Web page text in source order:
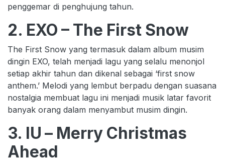
penggemar di penghujung tahun.
2. EXO – The First Snow
The First Snow yang termasuk dalam album musim
dingin EXO, telah menjadi lagu yang selalu menonjol
setiap akhir tahun dan dikenal sebagai ‘first snow
anthem.’ Melodi yang lembut berpadu dengan suasana
nostalgia membuat lagu ini menjadi musik latar favorit
banyak orang dalam menyambut musim dingin.
3. IU – Merry Christmas
Ahead